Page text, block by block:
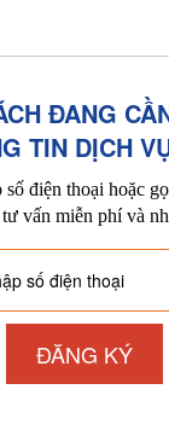
ĐANG
TIN DỊCH
điện thoại hoặc
vấn miễn phí và